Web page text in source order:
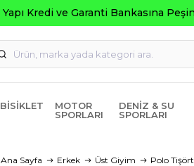
BISIKLET
MOTOR
SPORLARI
DENIZ & SU
SPORLARI
Ana Sayfa Erkek Üst Giyim Polo Tişört